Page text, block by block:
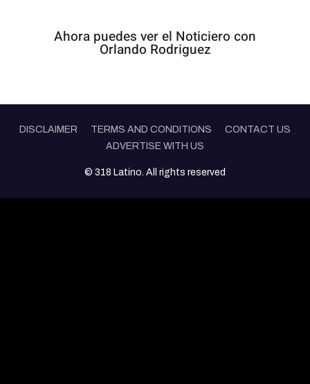
Ahora puedes ver el Noticiero con
Orlando Rodriguez
DISCLAIMER TERMS AND CONDITIONS
CONTACT US
ADVERTISE WITH US
© 318 Latino. All rights reserved